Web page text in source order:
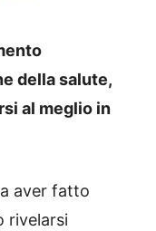
della salute,
al meglio in
aver fatto
rivelarsi